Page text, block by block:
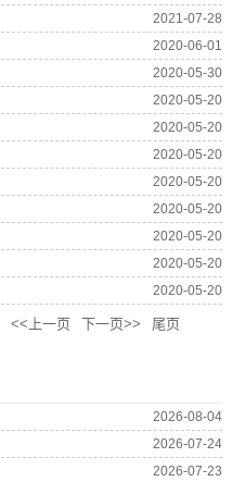
2021-07-28
2020-06-01
2020-05-30
2020-05-20
2020-05-20
2020-05-20
2020-05-20
2020-05-20
2020-05-20
2020-05-20
2020-05-20
<<上一页 下一页>>
尾页